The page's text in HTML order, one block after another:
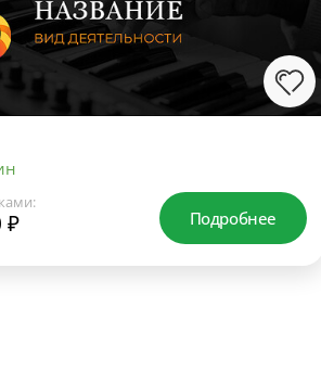
₽ Подробнее